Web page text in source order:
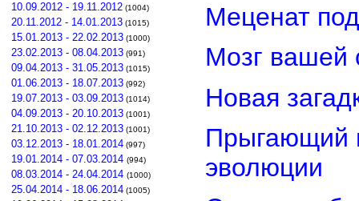
10.09.2012 - 19.11.2012 (1004)
20.11.2012 - 14.01.2013 (1015)
15.01.2013 - 22.02.2013 (1000)
23.02.2013 - 08.04.2013 (991)
09.04.2013 - 31.05.2013 (1015)
01.06.2013 - 18.07.2013 (992)
19.07.2013 - 03.09.2013 (1014)
04.09.2013 - 20.10.2013 (1001)
21.10.2013 - 02.12.2013 (1001)
03.12.2013 - 18.01.2014 (997)
19.01.2014 - 07.03.2014 (994)
08.03.2014 - 24.04.2014 (1000)
25.04.2014 - 18.06.2014 (1005)
Меценат
Мозг вашей
Новая
Прыгающий
эволюции